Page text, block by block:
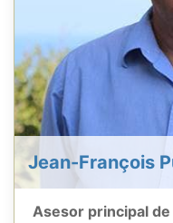
Jean-François
Asesor principal